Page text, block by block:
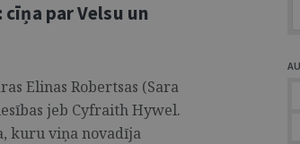
par Velsu un
Elinas Robertsas (Sara
jeb Cyfraith Hywel.
kuru viņa novadīja